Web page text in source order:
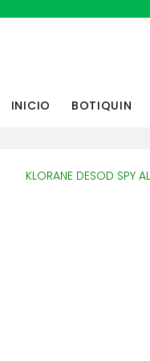
INICIO BOTIQUIN